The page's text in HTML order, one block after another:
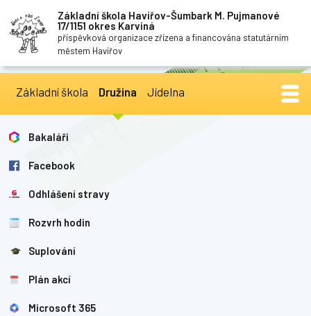
Základní škola Havířov-Šumbark M. Pujmanové
17/1151 okres Karviná
příspěvková organizace zřízena a financována statutárním
městem Havířov
Základní škola Družina Jídelna
Bakaláři
Facebook
Odhlášení stravy
Rozvrh hodin
Suplování
Plán akcí
Microsoft 365